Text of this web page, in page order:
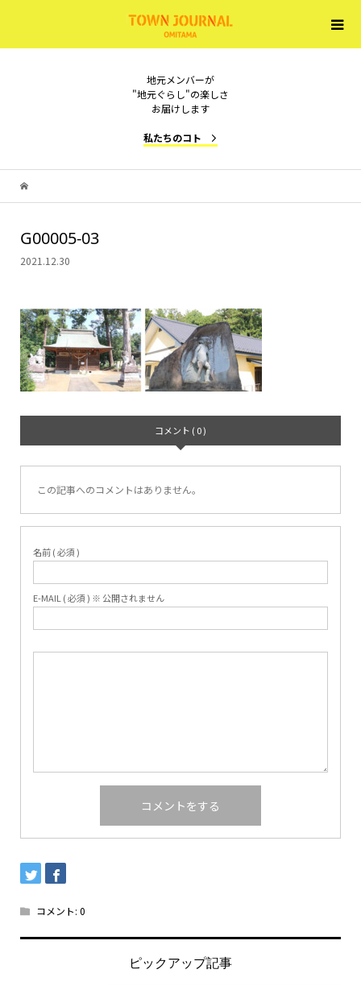
地元メンバーが
"地元ぐらし"の楽しさ
お届けします
私たちのコト
G00005-03
2021.12.30
コメント ( 0 )
この記事へのコメントはありません。
名前 ( 必須 )
E-MAIL ( 必須 ) ※ 公開されません
コメント: 0
ピックアップ記事